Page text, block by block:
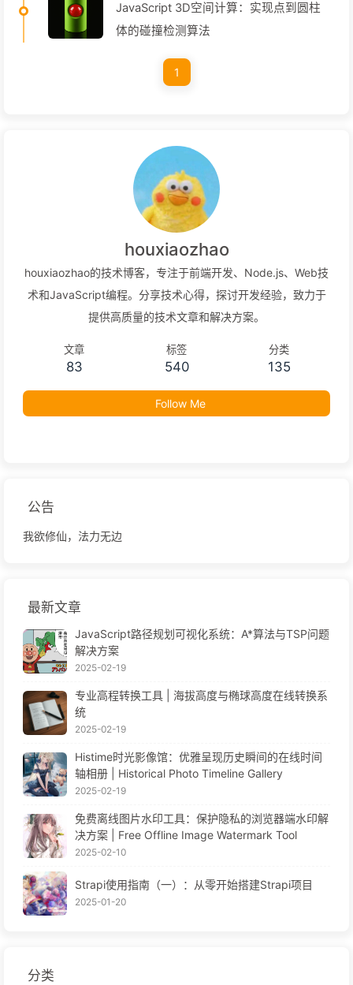
JavaScript 3D空间计算：实现点到圆柱
体的碰撞检测算法
1
houxiaozhao
houxiaozhao的技术博客，专注于前端开发、Node.js、Web技
术和JavaScript编程。分享技术心得，探讨开发经验，致力于
提供高质量的技术文章和解决方案。
文章
83
标签
540
分类
135
Follow Me
公告
我欲修仙，法力无边
最新文章
JavaScript路径规划可视化系统：A*算法与TSP问题
解决方案
2025-02-19
专业高程转换工具 | 海拔高度与椭球高度在线转换系
统
2025-02-19
Histime时光影像馆：优雅呈现历史瞬间的在线时间
轴相册 | Historical Photo Timeline Gallery
2025-02-19
免费离线图片水印工具：保护隐私的浏览器端水印解
决方案 | Free Offline Image Watermark Tool
2025-02-10
Strapi使用指南（一）：从零开始搭建Strapi项目
2025-01-20
分类